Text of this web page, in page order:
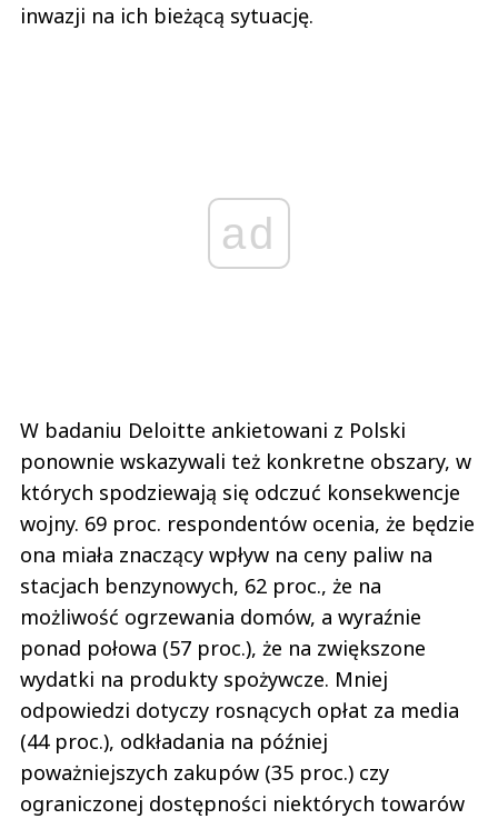
inwazji na ich bieżącą sytuację.
ad
W badaniu Deloitte ankietowani z Polski
ponownie wskazywali też konkretne obszary, w
których spodziewają się odczuć konsekwencje
wojny. 69 proc. respondentów ocenia, że będzie
ona miała znaczący wpływ na ceny paliw na
stacjach benzynowych, 62 proc., że na
możliwość ogrzewania domów, a wyraźnie
ponad połowa (57 proc.), że na zwiększone
wydatki na produkty spożywcze. Mniej
odpowiedzi dotyczy rosnących opłat za media
(44 proc.), odkładania na później
poważniejszych zakupów (35 proc.) czy
ograniczonej dostępności niektórych towarów